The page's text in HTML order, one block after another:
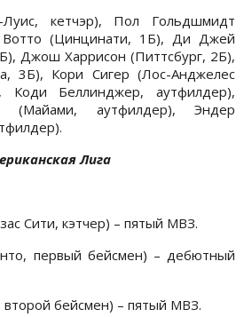
кетчэр), Пол Гольдшмидт
(Цинцинати, 1Б), Ди Джей
Джош Харрисон (Питтсбург, 2Б),
3Б), Кори Сигер (Лос-Анджелес
Коди Беллинджер, аутфилдер),
(Майами, аутфилдер), Эндер
Лига
Сити, кэтчер) – пятый МВЗ.
первый бейсмен) – дебютный
второй бейсмен) – пятый МВЗ.